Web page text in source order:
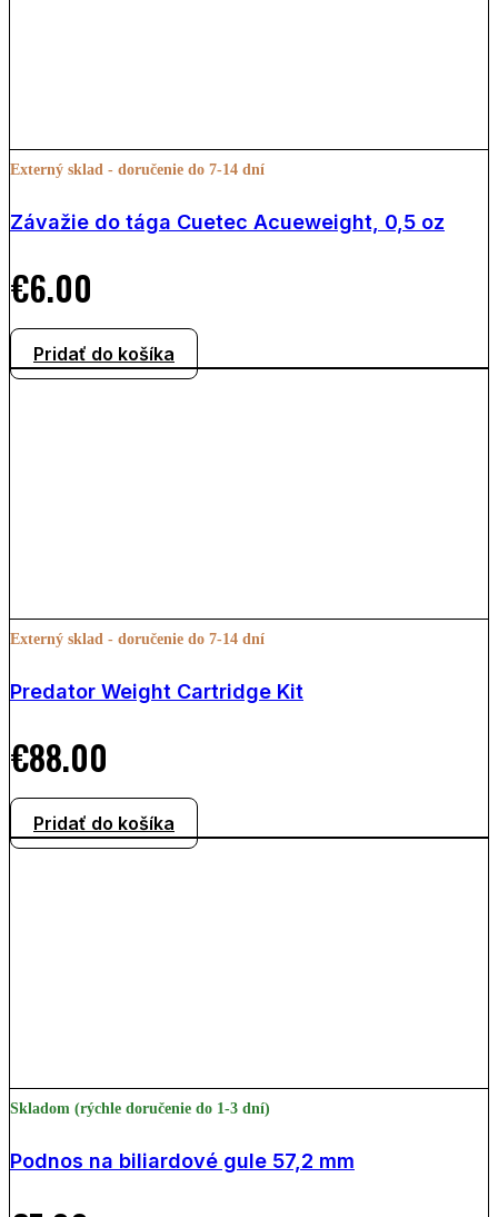
Externý sklad - doručenie do 7-14 dní
Závažie do tága Cuetec Acueweight, 0,5 oz
€6.00
Pridať do košíka
Externý sklad - doručenie do 7-14 dní
Predator Weight Cartridge Kit
€88.00
Pridať do košíka
Skladom (rýchle doručenie do 1-3 dní)
Podnos na biliardové gule 57,2 mm